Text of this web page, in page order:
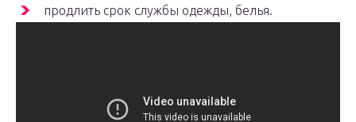
продлить срок службы одежды, белья.